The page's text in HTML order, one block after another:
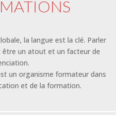
la langue est la clé. Parler
être un atout et un facteur de
un organisme formateur dans
et de la formation.